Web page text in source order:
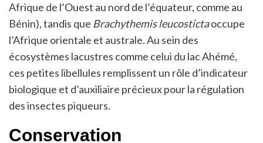
Afrique de l’Ouest au nord de l’équateur, comme au
Bénin), tandis que Brachythemis leucostictaoccupe
l’Afrique orientale et australe. Au sein des
écosystèmes lacustres comme celui du lac Ahémé,
ces petites libellules remplissent un rôle d’indicateur
biologique et d’auxiliaire précieux pour la régulation
des insectes piqueurs.
Conservation